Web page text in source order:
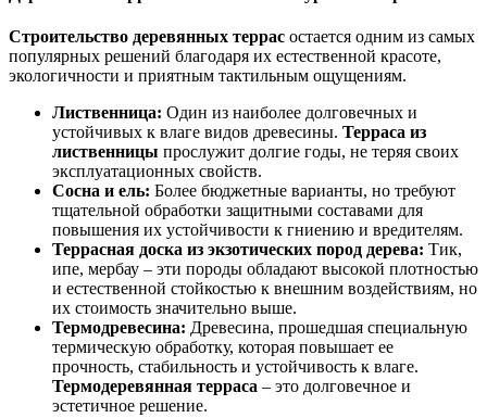
Строительство деревянных террас остается одним из самых
популярных решений благодаря их естественной красоте,
экологичности и приятным тактильным ощущениям.
Лиственница: Один из наиболее долговечных и
устойчивых к влаге видов древесины. Терраса из
лиственницы прослужит долгие годы, не теряя своих
эксплуатационных свойств.
Сосна и ель: Более бюджетные варианты, но требуют
тщательной обработки защитными составами для
повышения их устойчивости к гниению и вредителям.
Террасная доска из экзотических пород дерева: Тик,
ипе, мербау – эти породы обладают высокой плотностью
и естественной стойкостью к внешним воздействиям, но
их стоимость значительно выше.
Термодревесина: Древесина, прошедшая специальную
термическую обработку, которая повышает ее
прочность, стабильность и устойчивость к влаге.
Термодеревянная терраса – это долговечное и
эстетичное решение.